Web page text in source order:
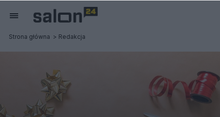
Strona główna Redakcja